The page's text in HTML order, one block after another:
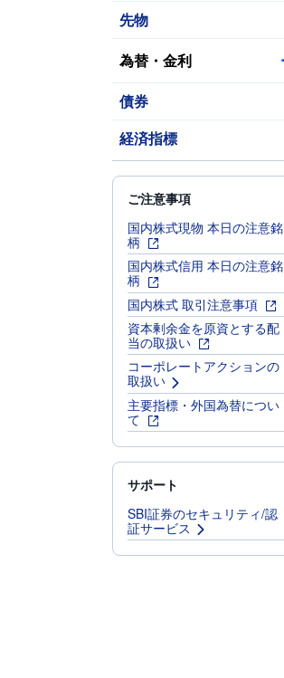
先物
為替・金利
債券
経済指標
ご注意事項
国内株式現物 本日の注意銘
柄
国内株式信用 本日の注意銘
柄
国内株式 取引注意事項
資本剰余金を原資とする配
当の取扱い
コーポレートアクションの
取扱い
主要指標・外国為替につい
て
サポート
SBI証券のセキュリティ/認
証サービス